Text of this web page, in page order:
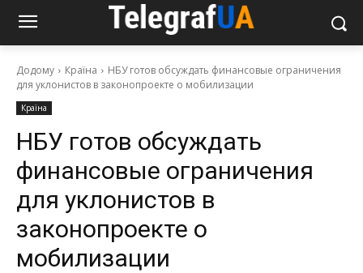
Додому Країна
НБУ готов обсуждать финансовые ограничения
для уклонистов в законопроекте о мобилизации
Країна
НБУ готов обсуждать
финансовые ограничения
для уклонистов в
законопроекте о
мобилизации